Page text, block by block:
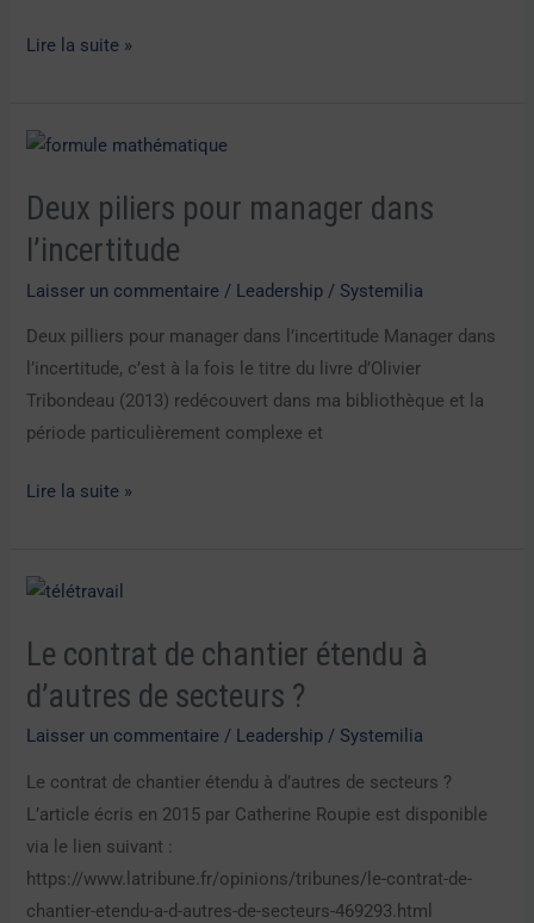
Lire la suite »
Deux piliers pour manager dans
l’incertitude
Laisser un commentaire / Leadership / Systemilia
Deux pilliers pour manager dans l’incertitude Manager dans
l’incertitude, c’est à la fois le titre du livre d’Olivier
Tribondeau (2013) redécouvert dans ma bibliothèque et la
période particulièrement complexe et
Deux
pour
manager
Lire la suite »
Le contrat de chantier étendu à
d’autres de secteurs ?
Laisser un commentaire / Leadership / Systemilia
Le contrat de chantier étendu à d’autres de secteurs ?
L’article écris en 2015 par Catherine Roupie est disponible
via le lien suivant :
https://www.latribune.fr/opinions/tribunes/le-contrat-de-
chantier-etendu-a-d-autres-de-secteurs-469293.html
Le
de
chantier
d’autres
de
secteurs
?